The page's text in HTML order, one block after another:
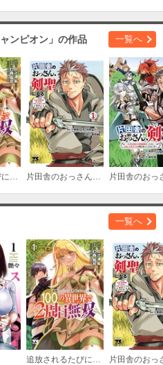
ト：200
購入する
ト：200
購入する
ト：200
購入する
ト： 200
購入する
ト：200
ンピオン」の作品 一覧へ
追放されるたびにスキルを手に入れた俺が、100の異世界で2周目無双【電子単行本】 片田舎のおっさん、剣聖になる～ただの田舎の剣術師範だったのに、大成した弟子たちが俺を放ってくれない件～
一覧へ